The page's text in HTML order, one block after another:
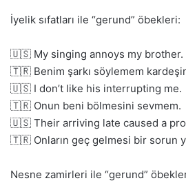
İyelik sıfatları ile “gerund” öbekleri:
🇺🇸 My singing annoys my brother.
🇹🇷 Benim şarkı söylemem
🇺🇸 I don’t like his interrupting me.
🇹🇷 Onun beni bölmesini sevmem.
🇺🇸 Their arriving late caused a
🇹🇷 Onların geç gelmesi bir sorun
Nesne zamirleri ile “gerund”